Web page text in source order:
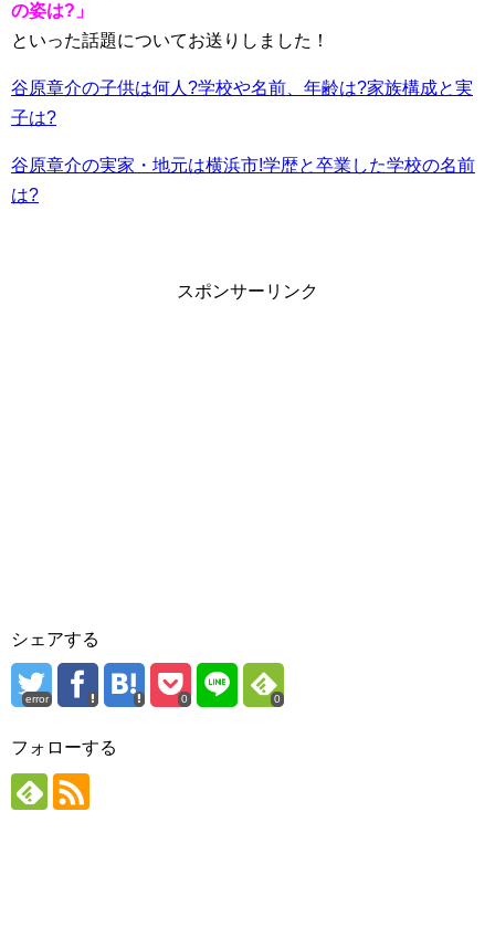
の姿は?」
といった話題についてお送りしました！
谷原章介の子供は何人?学校や名前、年齢は?家族構成と実
子は?
谷原章介の実家・地元は横浜市!学歴と卒業した学校の名前
は?
スポンサーリンク
シェアする
error 0 0
フォローする